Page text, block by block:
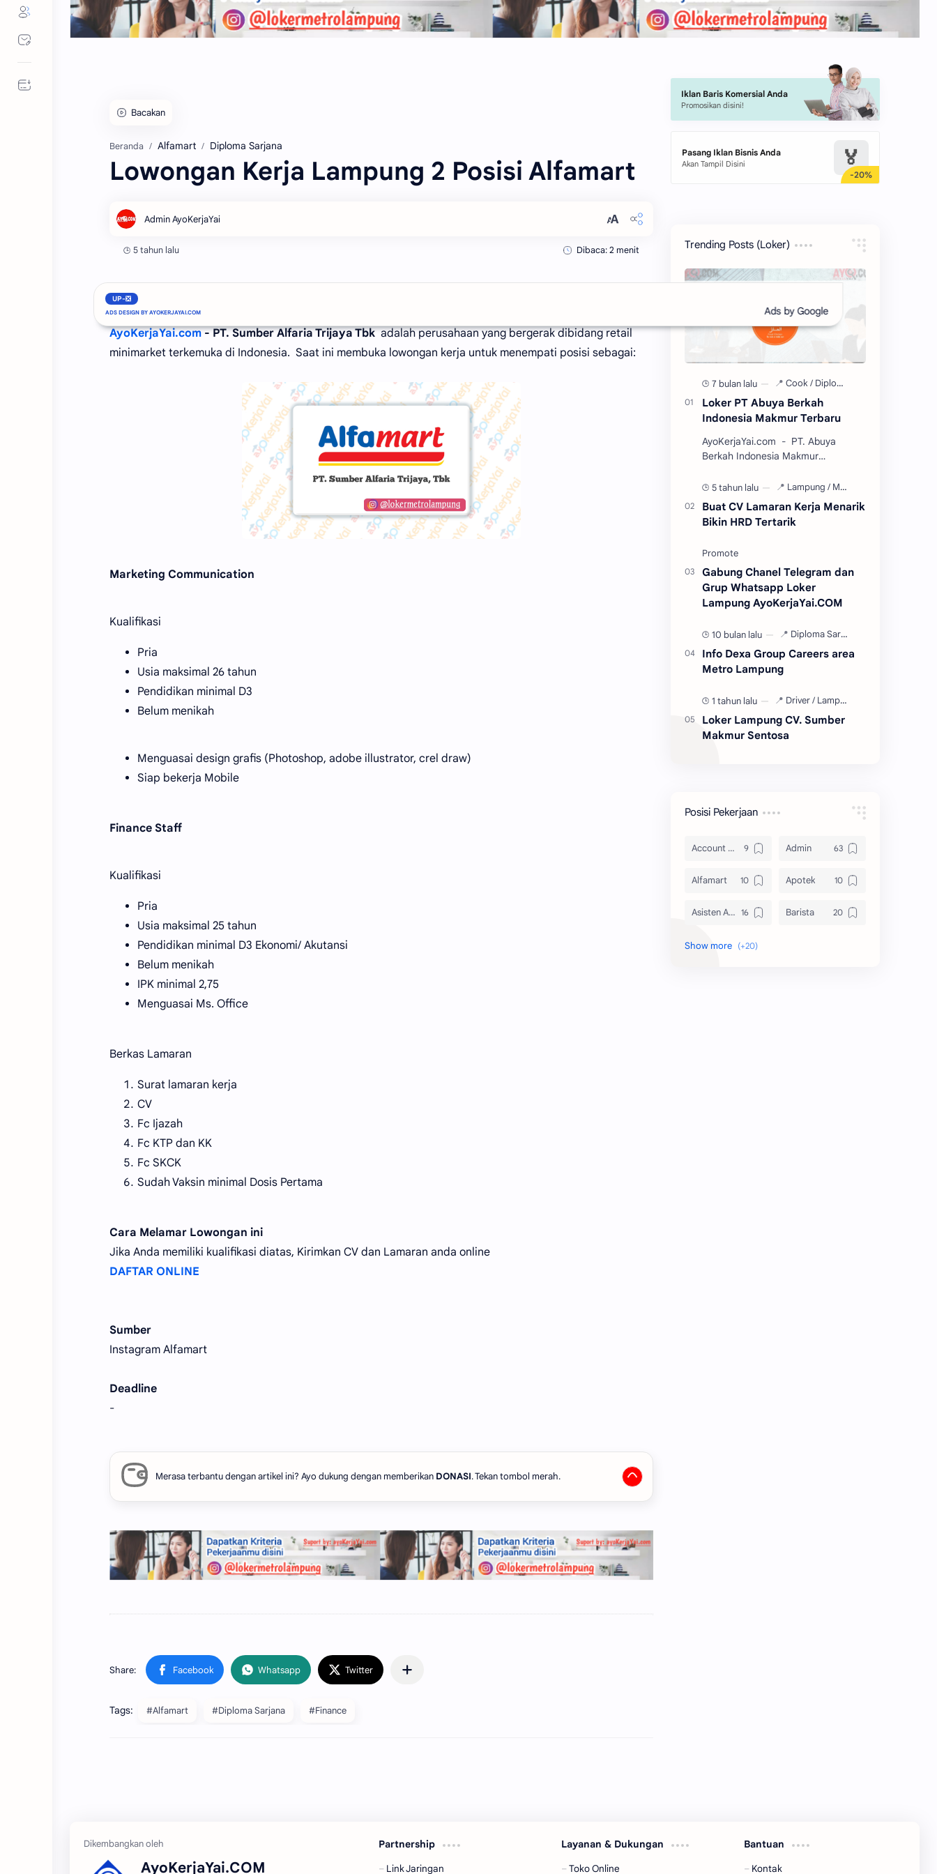
Bacakan
Beranda Alfamart Diploma Sarjana
Lowongan Kerja Lampung 2 Posisi Alfamart
5 tahun lalu Dibaca: 2 menit
AyoKerjaYai.com- PT. Sumber Alfaria Trijaya Tbk adalah perusahaan yang bergerak dibidang retail
minimarket terkemuka di Indonesia. Saat ini membuka lowongan kerja untuk menempati posisi sebagai:
Marketing Communication
Kualifikasi
Pria
Usia maksimal 26 tahun
Pendidikan minimal D3
Belum menikah
Menguasai design grafis (Photoshop, adobe illustrator, crel draw)
Siap bekerja Mobile
Finance Staff
Kualifikasi
Pria
Usia maksimal 25 tahun
Pendidikan minimal D3 Ekonomi/ Akutansi
Belum menikah
IPK minimal 2,75
Menguasai Ms. Office
Berkas Lamaran
Surat lamaran kerja
CV
Fc Ijazah
Fc KTP dan KK
Fc SKCK
Sudah Vaksin minimal Dosis Pertama
Cara Melamar Lowongan ini
Jika Anda memiliki kualifikasi diatas, Kirimkan CV dan Lamaran anda online
DAFTAR ONLINE
Sumber
Instagram Alfamart
Deadline
-
Merasa terbantu dengan artikel ini? Ayo dukung dengan memberikan DONASI. Tekan tombol merah.
Tags: #Alfamart #Diploma Sarjana #Finance
Iklan Baris Komersial Anda
Promosikan disini!
Pasang Iklan Bisnis Anda
Akan Tampil Disini 🏅
Trending Posts (Loker)
7 bulan lalu
Loker PT Abuya Berkah
Indonesia Makmur Terbaru
AyoKerjaYai.com - PT. Abuya
Berkah Indonesia Makmur
Wirawan pada tahun 2017. Sebuah
perusahaan kuliner berkemb…
5 tahun lalu
Buat CV Lamaran Kerja Menarik
Bikin HRD Tertarik
Gabung Chanel Telegram dan
Grup Whatsapp Loker
Lampung AyoKerjaYai.COM
10 bulan lalu
Info Dexa Group Careers area
Metro Lampung
1 tahun lalu
Loker Lampung CV. Sumber
Makmur Sentosa
Posisi Pekerjaan
Account Officer Admin
Alfamart Apotek
Asisten Apoteker Barista
Bidan
AyoKerjaYai.COM
Partnership
Link Jaringan
Layanan & Dukungan
Toko Online
Bantuan
Kontak
UP-❎